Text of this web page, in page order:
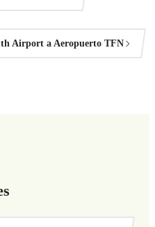
Airport a Aeropuerto TFN